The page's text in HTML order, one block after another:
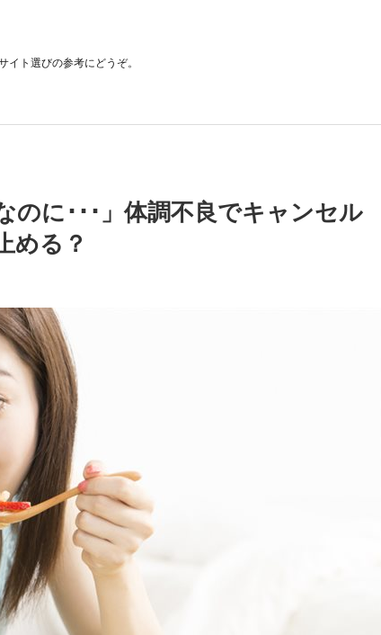
ト選びの参考にどうぞ。
のに･･･」体調不良でキャンセル
める？